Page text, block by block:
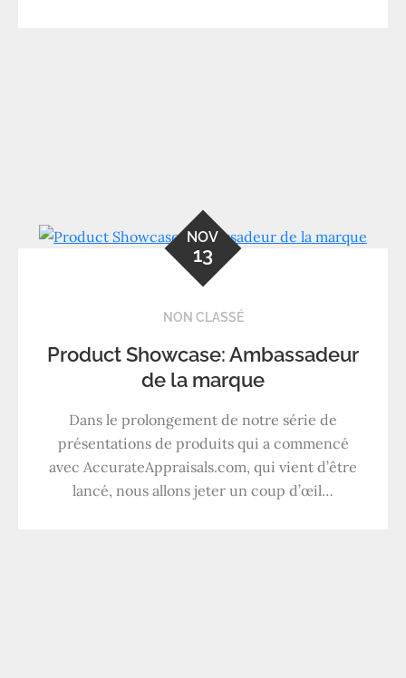
NOV
13
NON CLASSÉ
Product Showcase: Ambassadeur
de la marque
Dans le prolongement de notre série de
présentations de produits qui a commencé
avec AccurateAppraisals.com, qui vient d’être
lancé, nous allons jeter un coup d’œil…